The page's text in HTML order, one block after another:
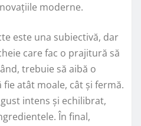
moderne.
este una subiectivă, dar
care fac o prajitură să
trebuie să aibă o
atât moale, cât și fermă.
intens și echilibrat,
În final,